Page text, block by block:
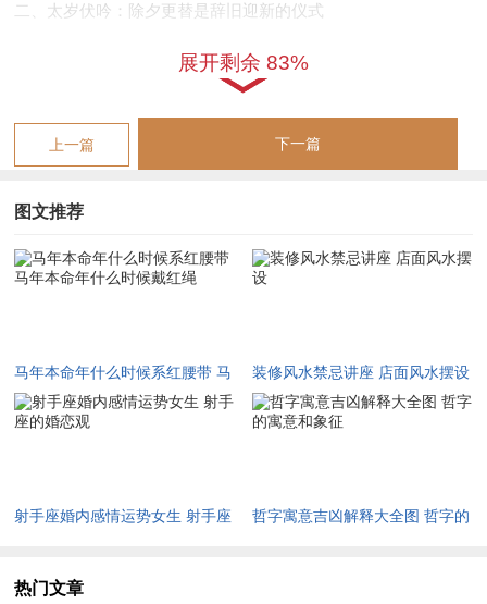
二、太岁伏吟：除夕更替是辞旧迎新的仪式
「伏吟太岁」带来的并非是猛烈的冲击。更多的是一种胶着、停
滞与反复之感，亦称「值太岁」，这种状态如同吟诵不止，心事
重重，裹足不前，而马肖自身喜动不喜静，在丙午年火上加火，
虽有冲劲，却极易在急躁中迷失方向，频繁碰壁。
除夕之夜不仅是民俗的大年节庆。更是命理学上「两年隔一宵」
变化，旧岁退气，新年进气，若论红腰带的第二个关键佩戴节
子时的那一刻郑重系于腰间，这不只是是心理慰藉，从符号学角
度看腰带环绕腰腹，对应人体的坤土之象，土性敦厚，能伏火，
的道理，为了增强这股驱邪纳福且平衡「自刑」的力量，在进行
昌与平定意蕴的吉祥物请好安放于东北方文昌位，以利于稳定整
展开剩余 83%
上一篇 下一篇
图文推荐
马年本命年什么时候系红腰带 马
年本命年什么时候戴红绳
装修风水禁忌讲座 店面风水摆设
射手座婚内感情运势女生 射手座
哲字寓意吉凶解释大全图 哲字的
热门文章